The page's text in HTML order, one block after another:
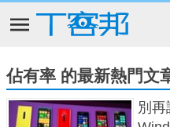
佔有率 的最新熱門文
別再